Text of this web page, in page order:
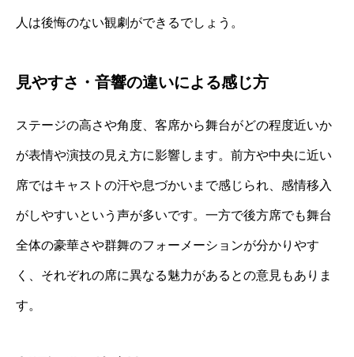
人は後悔のない観劇ができるでしょう。
見やすさ・音響の違いによる感じ方
ステージの高さや角度、客席から舞台がどの程度近いか
が表情や演技の見え方に影響します。前方や中央に近い
席ではキャストの汗や息づかいまで感じられ、感情移入
がしやすいという声が多いです。一方で後方席でも舞台
全体の豪華さや群舞のフォーメーションが分かりやす
く、それぞれの席に異なる魅力があるとの意見もありま
す。